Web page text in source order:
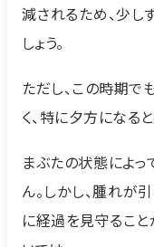
減されるため、少し
しょう。
ただし、この時期
く、特に夕方になる
まぶたの状態によ
ん。しかし、腫れが
に経過を見守るこ